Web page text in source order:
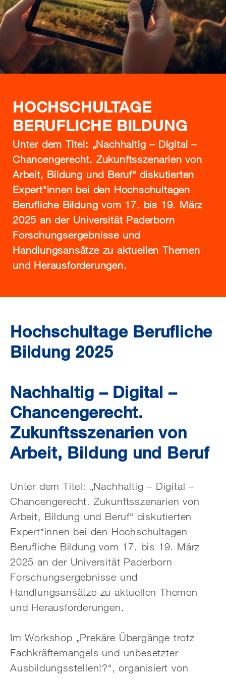
HOCHSCHULTAGE
BERUFLICHE BILDUNG
Unter dem Titel: „Nachhaltig – Digital –
Chancengerecht. Zukunftsszenarien von
Arbeit, Bildung und Beruf“ diskutierten
Expert*innen bei den Hochschultagen
Berufliche Bildung vom 17. bis 19. März
2025 an der Universität Paderborn
Forschungsergebnisse und
Handlungsansätze zu aktuellen Themen
und Herausforderungen.
Hochschultage Berufliche
Bildung 2025
Nachhaltig – Digital –
Chancengerecht.
Zukunftsszenarien von
Arbeit, Bildung und Beruf
Unter dem Titel: „Nachhaltig – Digital –
Chancengerecht. Zukunftsszenarien von
Arbeit, Bildung und Beruf“ diskutierten
Expert*innen bei den Hochschultagen
Berufliche Bildung vom 17. bis 19. März
2025 an der Universität Paderborn
Forschungsergebnisse und
Handlungsansätze zu aktuellen Themen
und Herausforderungen.
Im Workshop „Prekäre Übergänge trotz
Fachkräftemangels und unbesetzter
Ausbildungsstellen!?“, organisiert von